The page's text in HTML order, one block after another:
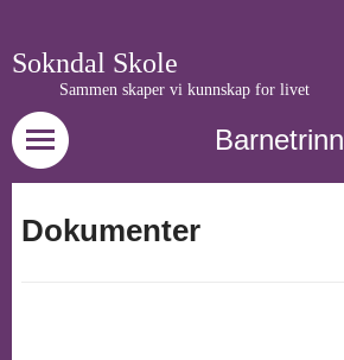
Sokndal Skole
Sammen skaper vi kunnskap for livet
Dokumenter